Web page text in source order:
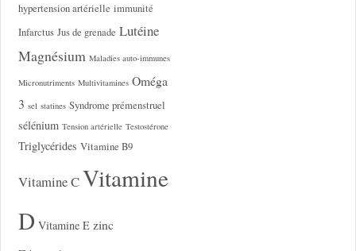
hypertension artérielle immunité
Infarctus Jus de grenade Lutéine
Magnésium Maladies auto-immunes
Micronutriments Multivitamines Oméga
3 sel statines Syndrome prémenstruel
sélénium Tension artérielle Testostérone
Triglycérides Vitamine B9
Vitamine CVitamine
D Vitamine E zinc